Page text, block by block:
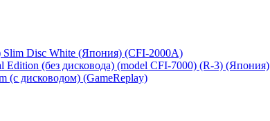
Slim Disc White (Япония) (CFI-2000A)
Edition (без дисковода) (model CFI-7000) (R-3) (Япония)
(с дисководом) (GameReplay)